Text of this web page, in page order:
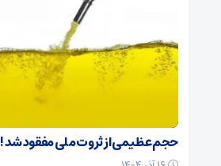
حجم عظیمی از ثروت ملی مفقود شد !